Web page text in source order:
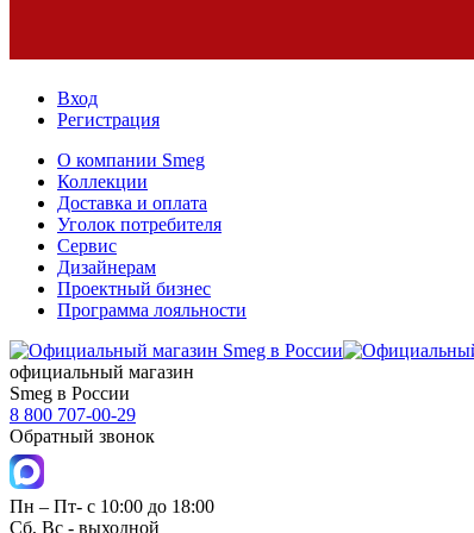
Вход
Регистрация
О компании Smeg
Коллекции
Доставка и оплата
Уголок потребителя
Сервис
Дизайнерам
Проектный бизнес
Программа лояльности
официальный магазин
Smeg в России
8 800 707-00-29
Обратный звонок
Пн – Пт- с 10:00 до 18:00
Сб, Вс - выходной